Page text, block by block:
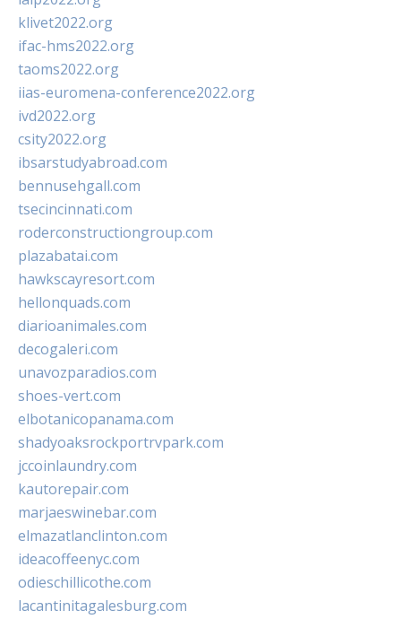
klivet2022.org
ifac-hms2022.org
taoms2022.org
iias-euromena-conference2022.org
ivd2022.org
csity2022.org
ibsarstudyabroad.com
bennusehgall.com
tsecincinnati.com
roderconstructiongroup.com
plazabatai.com
hawkscayresort.com
hellonquads.com
diarioanimales.com
decogaleri.com
unavozparadios.com
shoes-vert.com
elbotanicopanama.com
shadyoaksrockportrvpark.com
jccoinlaundry.com
kautorepair.com
marjaeswinebar.com
elmazatlanclinton.com
ideacoffeenyc.com
odieschillicothe.com
lacantinitagalesburg.com